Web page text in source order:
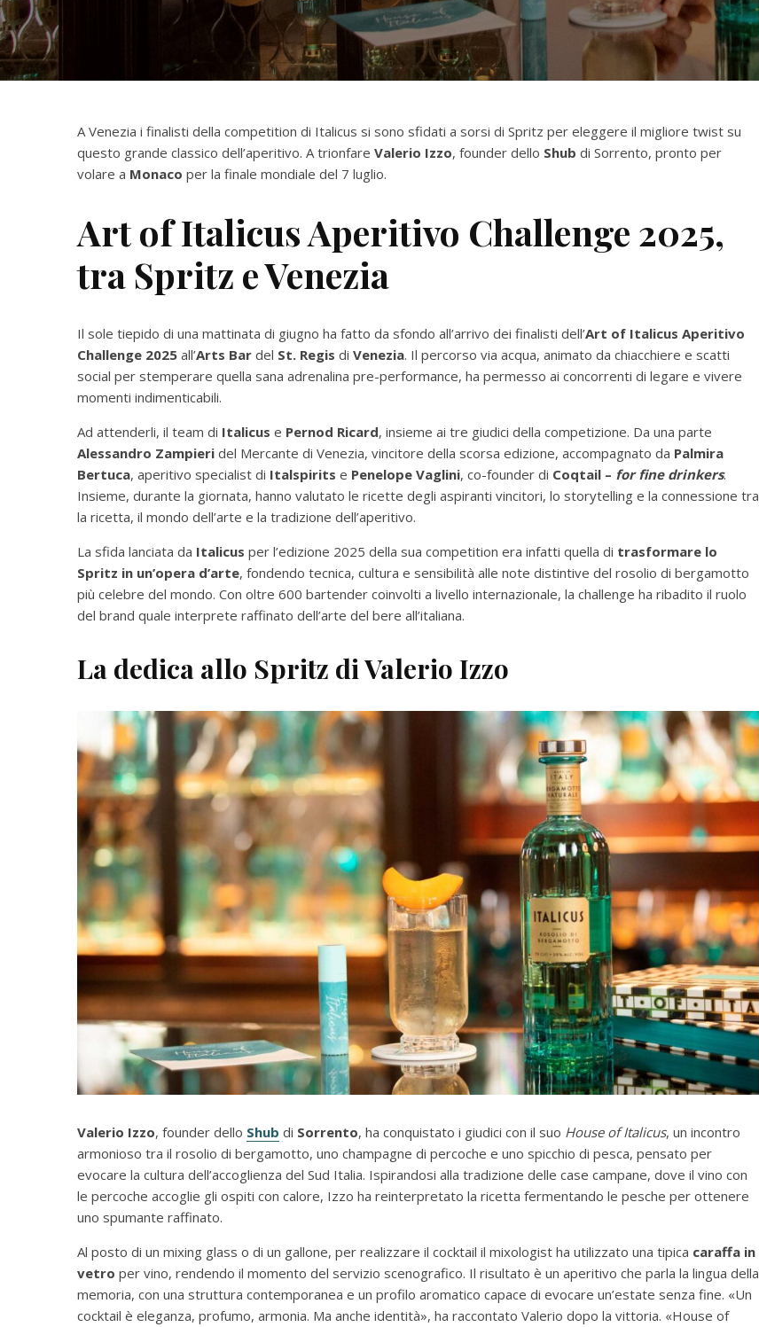
A Venezia i finalisti della competition di Italicus si sono sfidati a sorsi di Spritz per eleggere il migliore twist su
questo grande classico dell’aperitivo. A trionfare Valerio Izzo, founder dello Shub di Sorrento, pronto per
volare a Monaco per la finale mondiale del 7 luglio.
Art of Italicus Aperitivo Challenge 2025,
tra Spritz e Venezia
Il sole tiepido di una mattinata di giugno ha fatto da sfondo all’arrivo dei finalisti dell’Art of Italicus Aperitivo
Challenge 2025 all’Arts Bar del St. Regis di Venezia. Il percorso via acqua, animato da chiacchiere e scatti
social per stemperare quella sana adrenalina pre-performance, ha permesso ai concorrenti di legare e vivere
momenti indimenticabili.
Ad attenderli, il team di Italicus e Pernod Ricard, insieme ai tre giudici della competizione. Da una parte
Alessandro Zampieri del Mercante di Venezia, vincitore della scorsa edizione, accompagnato da Palmira
Bertuca, aperitivo specialist di Italspirits e Penelope Vaglini, co-founder di Coqtail – for fine drinkers.
Insieme, durante la giornata, hanno valutato le ricette degli aspiranti vincitori, lo storytelling e la connessione tra
la ricetta, il mondo dell’arte e la tradizione dell’aperitivo.
La sfida lanciata da Italicus per l’edizione 2025 della sua competition era infatti quella di trasformare lo
Spritz in un’opera d’arte, fondendo tecnica, cultura e sensibilità alle note distintive del rosolio di bergamotto
più celebre del mondo. Con oltre 600 bartender coinvolti a livello internazionale, la challenge ha ribadito il ruolo
del brand quale interprete raffinato dell’arte del bere all’italiana.
La dedica allo Spritz di Valerio Izzo
Valerio Izzo, founder dello Shub di Sorrento, ha conquistato i giudici con il suo House of Italicus, un incontro
armonioso tra il rosolio di bergamotto, uno champagne di percoche e uno spicchio di pesca, pensato per
evocare la cultura dell’accoglienza del Sud Italia. Ispirandosi alla tradizione delle case campane, dove il vino con
le percoche accoglie gli ospiti con calore, Izzo ha reinterpretato la ricetta fermentando le pesche per ottenere
uno spumante raffinato.
Al posto di un mixing glass o di un gallone, per realizzare il cocktail il mixologist ha utilizzato una tipica caraffa in
vetro per vino, rendendo il momento del servizio scenografico. Il risultato è un aperitivo che parla la lingua della
memoria, con una struttura contemporanea e un profilo aromatico capace di evocare un’estate senza fine. «Un
cocktail è eleganza, profumo, armonia. Ma anche identità», ha raccontato Valerio dopo la vittoria. «House of